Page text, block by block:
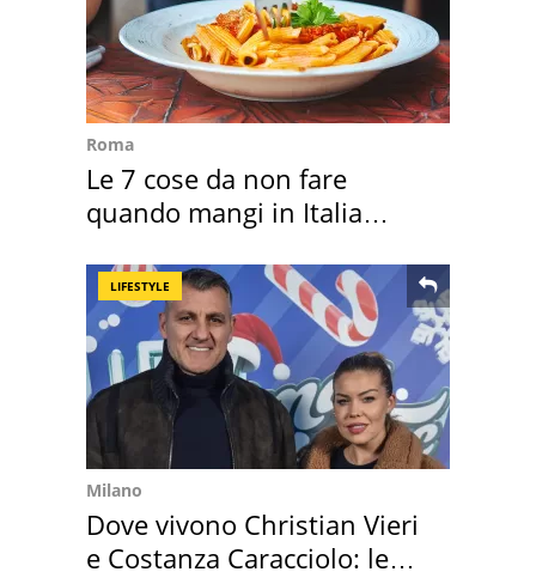
Roma
Le 7 cose da non fare
quando mangi in Italia
LIFESTYLE
Milano
Dove vivono Christian Vieri
e Costanza Caracciolo: le